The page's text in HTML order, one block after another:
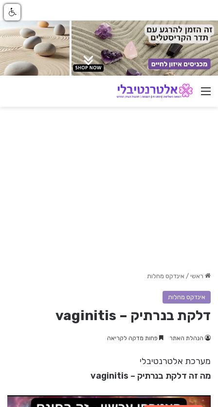
ניווט באתר
ראשי / אינדקס מחלות
אינדקס מחלות
דלקת בנרתיק – vaginitis
הנהלת האתר פחות מדקה לקריאה
מערכת אלטרנטיבלי
מה זה דלקת בנרתיק – vaginitis